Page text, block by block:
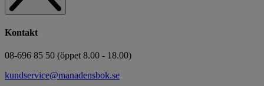
Kontakt
08-696 85 50 (öppet 8.00 - 18.00)
kundservice@manadensbok.se